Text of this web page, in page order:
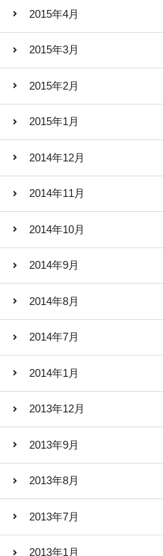
2015年4月
2015年3月
2015年2月
2015年1月
2014年12月
2014年11月
2014年10月
2014年9月
2014年8月
2014年7月
2014年1月
2013年12月
2013年9月
2013年8月
2013年7月
2013年1月